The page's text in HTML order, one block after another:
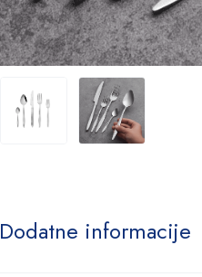
Dodatne informacije